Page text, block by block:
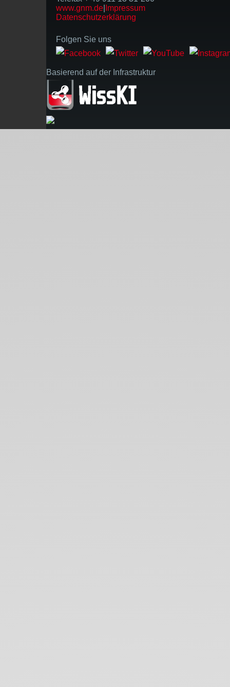
www.gnm.de Impressum
Datenschutzerklärung
Folgen Sie uns
Basierend auf der Infrastruktur